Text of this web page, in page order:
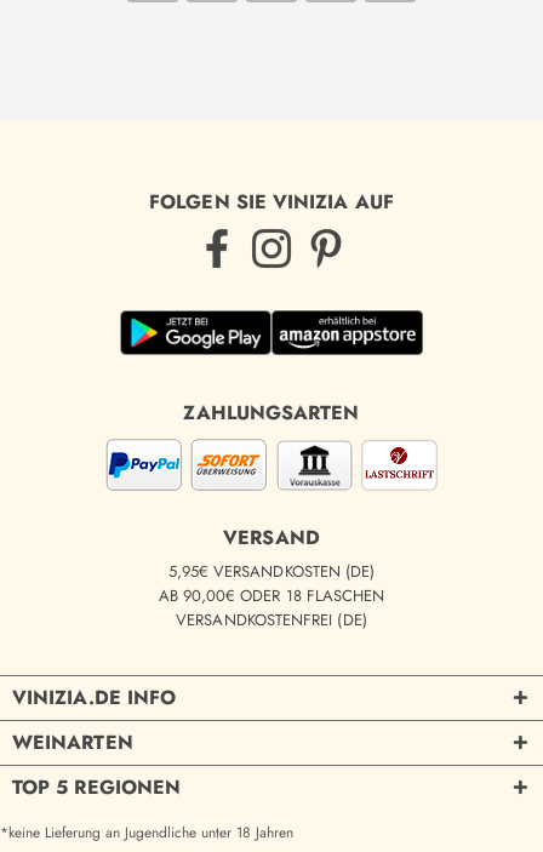
FOLGEN SIE VINIZIA AUF
ZAHLUNGSARTEN
VERSAND
5,95€ VERSANDKOSTEN (DE)
AB 90,00€ ODER 18 FLASCHEN
VERSANDKOSTENFREI (DE)
VINIZIA.DE INFO
WEINARTEN
TOP 5 REGIONEN
*keine Lieferung an Jugendliche unter 18 Jahren